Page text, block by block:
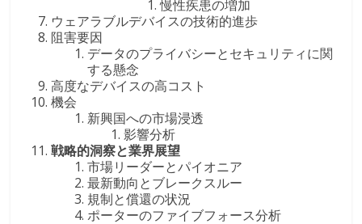
慢性疾患の増加
ウェアラブルデバイスの技術的進歩
阻害要因
データのプライバシーとセキュリティに関
する懸念
高度なデバイスの高コスト
機会
新興国への市場浸透
影響分析
戦略的洞察と業界展望
市場リーダーとパイオニア
最新動向とブレークスルー
規制と償還の状況
ポーターのファイブフォース分析